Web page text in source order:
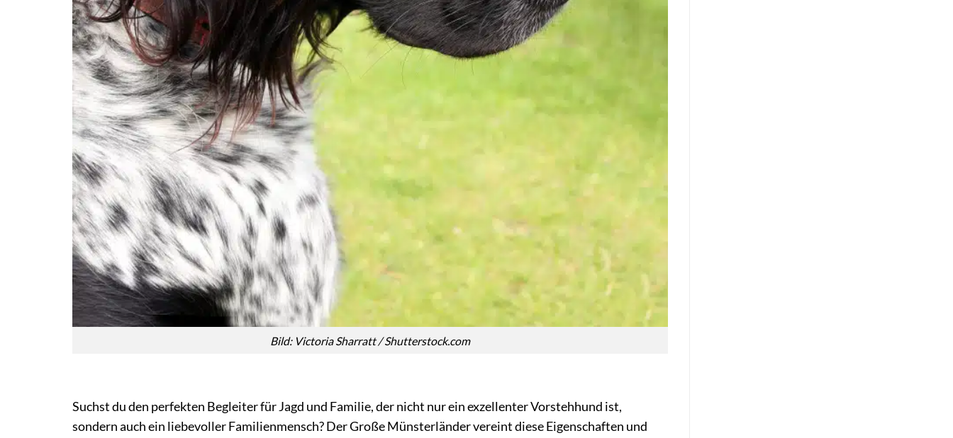
Bild: Victoria Sharratt / Shutterstock.com
Suchst du den perfekten Begleiter für Jagd und Familie, der nicht nur ein exzellenter Vorstehhund ist,
sondern auch ein liebevoller Familienmensch? Der Große Münsterländer vereint diese Eigenschaften und